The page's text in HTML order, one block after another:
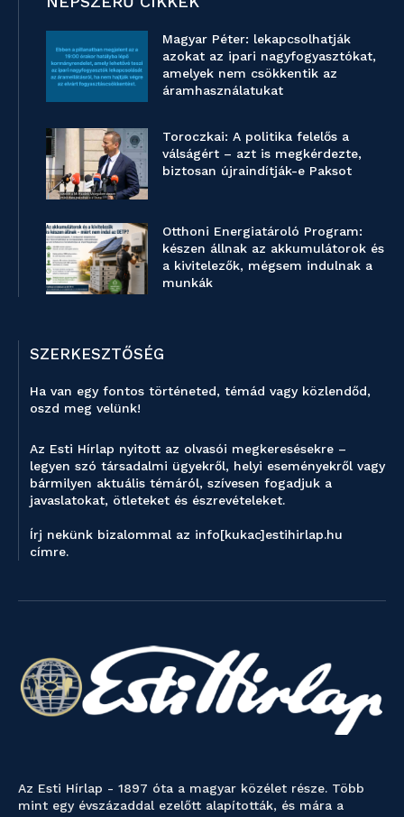
Magyar Péter: lekapcsolhatják
azokat az ipari nagyfogyasztókat,
amelyek nem csökkentik az
áramhasználatukat
Toroczkai: A politika felelős a
válságért – azt is megkérdezte,
biztosan újraindítják-e Paksot
Otthoni Energiatároló Program:
készen állnak az akkumulátorok és
a kivitelezők, mégsem indulnak a
munkák
SZERKESZTŐSÉG
Ha van egy fontos történeted, témád vagy közlendőd,
oszd meg velünk!
Az Esti Hírlap nyitott az olvasói megkeresésekre –
legyen szó társadalmi ügyekről, helyi eseményekről vagy
bármilyen aktuális témáról, szívesen fogadjuk a
javaslatokat, ötleteket és észrevételeket.
Írj nekünk bizalommal az info[kukac]estihirlap.hu
címre.
Az Esti Hírlap - 1897 óta a magyar közélet része. Több
mint egy évszázaddal ezelőtt alapították, és mára a